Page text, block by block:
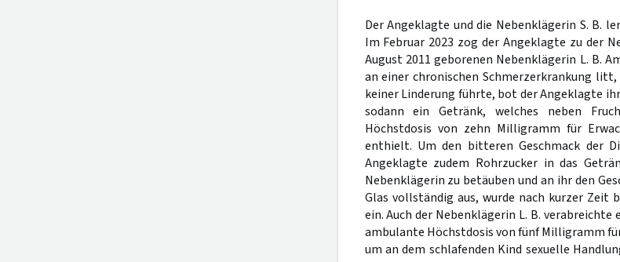
Der Angeklagte und die Nebenklägerin S. B.
Im Februar 2023 zog der Angeklagte zu der
August 2011 geborenen Nebenklägerin L. B.
an einer chronischen Schmerzerkrankung
keiner Linderung führte, bot der Angeklagte
sodann ein Getränk, welches neben
Höchstdosis von zehn Milligramm für
enthielt. Um den bitteren Geschmack der
Angeklagte zudem Rohrzucker in das
Nebenklägerin zu betäuben und an ihr den
Glas vollständig aus, wurde nach kurzer
ein. Auch der Nebenklägerin L. B.
ambulante Höchstdosis von fünf Milligramm
um an dem schlafenden Kind sexuelle